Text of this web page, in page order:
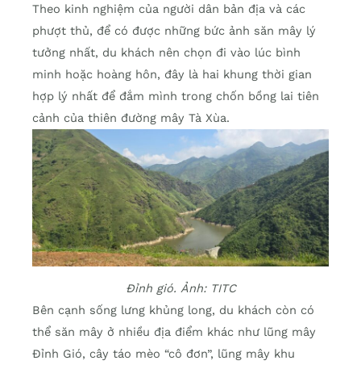
Theo kinh nghiệm của người dân bản địa và các
phượt thủ, để có được những bức ảnh săn mây lý
tưởng nhất, du khách nên chọn đi vào lúc bình
minh hoặc hoàng hôn, đây là hai khung thời gian
hợp lý nhất để đắm mình trong chốn bồng lai tiên
cảnh của thiên đường mây Tà Xùa.
Đỉnh gió. Ảnh: TITC
Bên cạnh sống lưng khủng long, du khách còn có
thể săn mây ở nhiều địa điểm khác như lũng mây
Đỉnh Gió, cây táo mèo “cô đơn”, lũng mây khu